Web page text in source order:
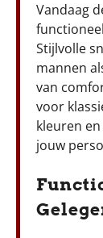
Vandaag
Stijlvolle
mannen
van
voor
kleuren
jouw